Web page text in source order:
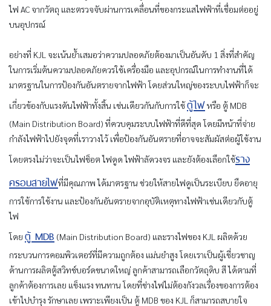
ไฟ AC จากวัตถุ และตรวจจับผ่านการเคลื่อนที่ของกระแสไฟฟ้าที่เชื่อมต่ออยู่
บนอุปกรณ์
อย่างที่ KJL จะเน้นย้ำเสมอว่าความปลอดภัยต้องมาเป็นอันดับ 1 สิ่งที่สำคัญ
ในการเริ่มต้นความปลอดภัยควรใช้เครื่องมือ และอุปกรณ์ในการทำงานที่ได้
มาตรฐานในการป้องกันอันตรายจากไฟฟ้า โดยส่วนใหญ่ของระบบไฟฟ้าก็จะ
เกี่ยวข้องกับแรงดันไฟฟ้าทั้งสิ้น เช่นเดียวกันกับการใช้ตู้ไฟหรือ ตู้ MDB
(Main Distribution Board) ที่ควบคุมระบบไฟฟ้าที่ดีที่สุด โดยมีหน้าที่จ่าย
กำลังไฟฟ้าไปยังจุดที่เราวางไว้ เพื่อป้องกันอันตรายที่อาจจะสัมผัสต่อผู้ใช้งาน
โดยตรงไม่ว่าจะเป็นไฟช็อต ไฟดูด ไฟฟ้าลัดวงจร และยังต้องเลือกใช้ราง
ครอบสายไฟที่มีคุณภาพ ได้มาตรฐาน ช่วยให้สายไฟดูเป็นระเบียบ ยืดอายุ
การใช้การใช้งาน และป้องกันอันตรายจากอุบัติเหตุทางไฟฟ้าเช่นเดียวกับตู้
ไฟ
โดย ตู้ MDB (Main Distribution Board) และรางไฟของ KJL ผลิตด้วย
กระบวนการคอมพิวเตอร์ที่มีความถูกต้อง แม่นยำสูง โดยเราเป็นผู้เชี่ยวชาญ
ด้านการผลิตตู้สวิทช์บอร์ดขนาดใหญ่ ลูกค้าสามารถเลือกวัตถุดิบ สี ได้ตามที่
ลูกค้าต้องการเลย แข็งแรง ทนทาน โดยที่ช่างไฟไม่ต้องกังวลเรื่องของการต้อง
เข้าไปบำรุง รักษาเลย เพราะเพียงเป็น ตู้ MDB ของ KJL ก็สามารถสบายใจ